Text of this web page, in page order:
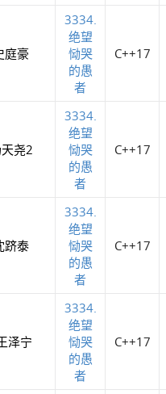
庭豪
3334.
绝望
恸哭
的愚
者
C++17
尧2
3334.
绝望
恸哭
的愚
者
C++17
跻泰
3334.
绝望
恸哭
的愚
者
C++17
泽宁
3334.
绝望
恸哭
的愚
者
C++17